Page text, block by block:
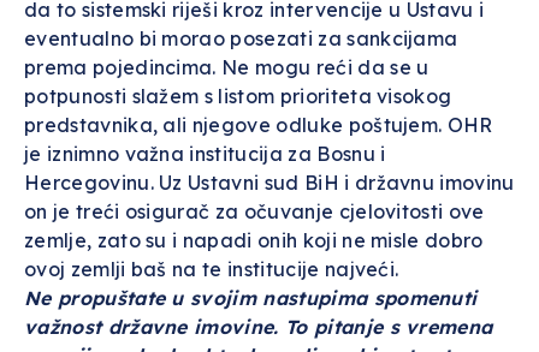
da to sistemski riješi kroz intervencije u Ustavu i
eventualno bi morao posezati za sankcijama
prema pojedincima. Ne mogu reći da se u
potpunosti slažem s listom prioriteta visokog
predstavnika, ali njegove odluke poštujem. OHR
je iznimno važna institucija za Bosnu i
Hercegovinu. Uz Ustavni sud BiH i državnu imovinu
on je treći osigurač za očuvanje cjelovitosti ove
zemlje, zato su i napadi onih koji ne misle dobro
ovoj zemlji baš na te institucije najveći.
Ne propuštate u svojim nastupima spomenuti
važnost državne imovine. To pitanje s vremena